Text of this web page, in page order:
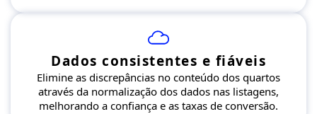
Dados consistentes e fiáveis
Elimine as discrepâncias no conteúdo dos quartos
através da normalização dos dados nas listagens,
melhorando a confiança e as taxas de conversão.